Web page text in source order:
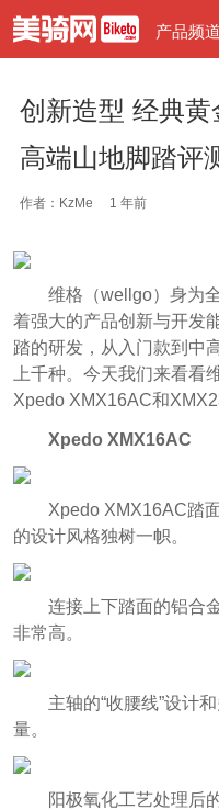
产品频道
创新造型 经典
高端山地脚踏评
作者：KzMe 1 年前
维格（wellgo）身为
着强大的产品创新与开发
踏的研发，从入门款到中
上千种。今天我们来看看
Xpedo XMX16AC和
Xpedo XMX16AC
Xpedo XMX16AC踏
的设计风格独树一帜。
连接上下踏面的铝合
非常高。
主轴的“收腰线”设计
量。
阳极氧化工艺处理后